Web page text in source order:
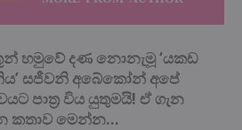
හමුවේ දණ නොනැමූ ‘යකඩ
සජීවනි අබේකෝන් අපේ
පාත්‍ර විය යුතුමයි! ඒ ගැන
කතාව මෙන්න…